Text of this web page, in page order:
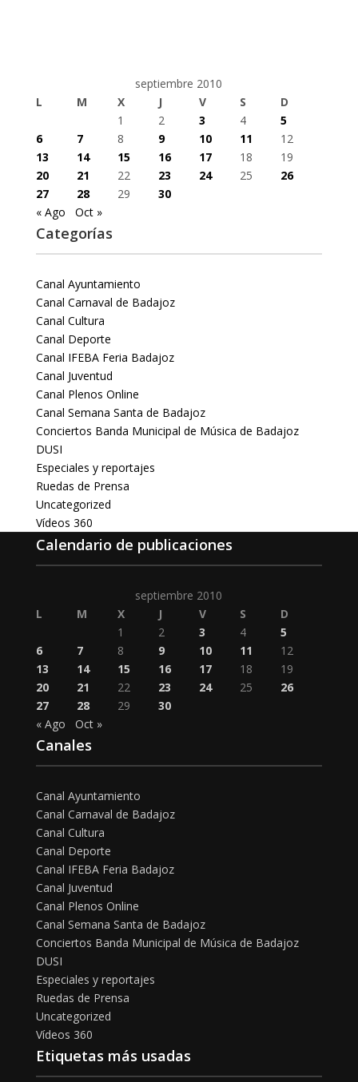
septiembre 2010
L
M X J V S
D
1
2 3 4
5
6
7 8 9 10 11
12
13
14 15 16 17 18
19
20
21 22 23 24 25
26
27
28 29
30
« Ago
Oct »
Categorías
Canal Ayuntamiento
Canal Carnaval de Badajoz
Canal Cultura
Canal Deporte
Canal IFEBA Feria Badajoz
Canal Juventud
Canal Plenos Online
Canal Semana Santa de Badajoz
Conciertos Banda Municipal de Música de Badajoz
DUSI
Especiales y reportajes
Ruedas de Prensa
Uncategorized
Vídeos 360
Calendario de publicaciones
septiembre 2010
L
M X J V S
D
1
2 3 4
5
6
7 8 9 10 11
12
13
14 15 16 17 18
19
20
21 22 23 24 25
26
27
28 29
30
« Ago
Oct »
Canales
Canal Ayuntamiento
Canal Carnaval de Badajoz
Canal Cultura
Canal Deporte
Canal IFEBA Feria Badajoz
Canal Juventud
Canal Plenos Online
Canal Semana Santa de Badajoz
Conciertos Banda Municipal de Música de Badajoz
DUSI
Especiales y reportajes
Ruedas de Prensa
Uncategorized
Vídeos 360
Etiquetas más usadas